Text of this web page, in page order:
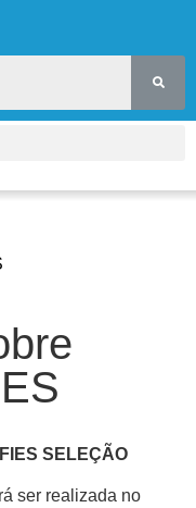
SELEÇÃO
ser realizada no